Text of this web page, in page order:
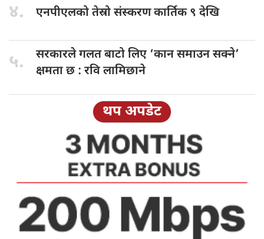
४. एनपीएलको तेस्रोसंस्करण कार्तिक ९ देखि
५. सरकारले गलतबाटो लिए ‘कान समाउन सक्ने’
क्षमता छ : रवि लामिछाने
थप अपडेट